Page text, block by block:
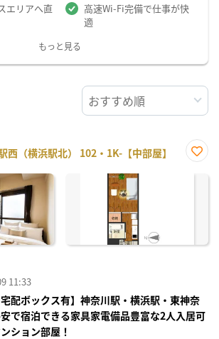
エリアへ直
高速Wi-Fi完備で仕事が快
適
もっと見る
西（横浜駅北） 102・1K-【中部屋】
に入
11:33
宅配ボックス有】神奈川駅・横浜駅・東神奈
で宿泊できる家具家電備品豊富な2人入居可
ション部屋！